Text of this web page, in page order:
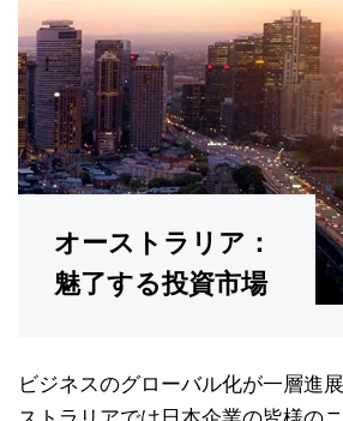
オーストラリア：
魅了する投資市場
ビジネスのグローバル化が一層進